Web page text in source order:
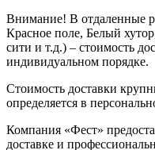
Внимание! В отдаленные
Красное поле, Белый
сити и т.д.) – стоимость
индивидуальном порядке.
Стоимость доставки
определяется в
Компания «Фест»
доставке и